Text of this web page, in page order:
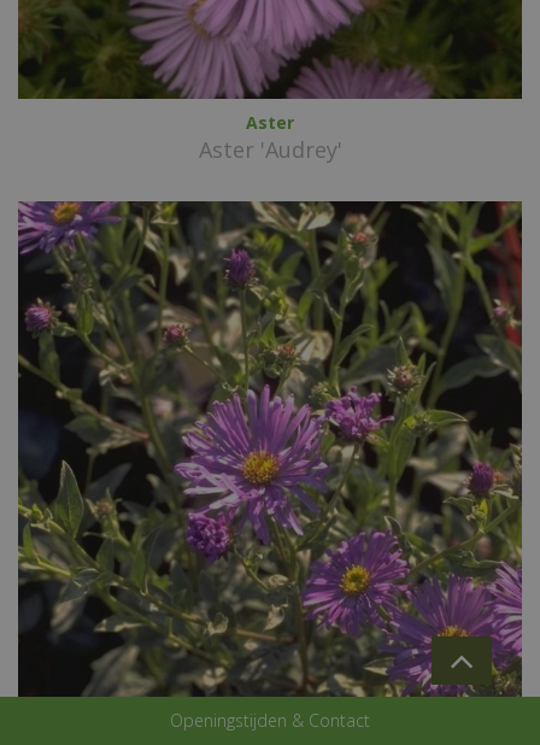
Aster
Aster 'Audrey'
Aster
Openingstijden & Contact